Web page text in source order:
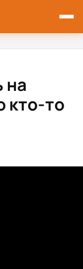
на
кто-то